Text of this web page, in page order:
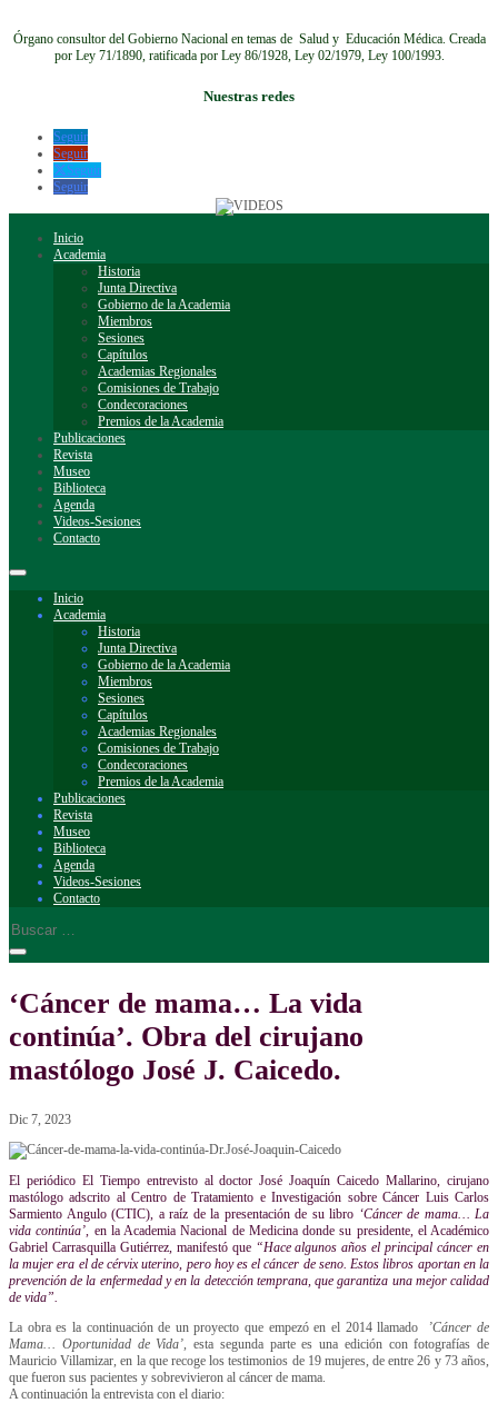
Órgano consultor del Gobierno Nacional en temas de Salud y Educación Médica. Creada
por Ley 71/1890, ratificada por Ley 86/1928, Ley 02/1979, Ley 100/1993.
Nuestras redes
Seguir
Seguir
Seguir
Seguir
Inicio
Academia
Historia
Junta Directiva
Gobierno de la Academia
Miembros
Sesiones
Capítulos
Academias Regionales
Comisiones de Trabajo
Condecoraciones
Premios de la Academia
Publicaciones
Revista
Museo
Biblioteca
Agenda
Videos-Sesiones
Contacto
Inicio
Academia
Historia
Junta Directiva
Gobierno de la Academia
Miembros
Sesiones
Capítulos
Academias Regionales
Comisiones de Trabajo
Condecoraciones
Premios de la Academia
Publicaciones
Revista
Museo
Biblioteca
Agenda
Videos-Sesiones
Contacto
‘Cáncer de mama… La vida
continúa’. Obra del cirujano
mastólogo José J. Caicedo.
Dic 7, 2023
El periódico El Tiempo entrevisto al doctor José Joaquín Caicedo Mallarino, cirujano
mastólogo adscrito al Centro de Tratamiento e Investigación sobre Cáncer Luis Carlos
Sarmiento Angulo (CTIC), a raíz de la presentación de su libro ‘Cáncer de mama… La
vida continúa’ , en la Academia Nacional de Medicina donde su presidente, el Académico
Gabriel Carrasquilla Gutiérrez, manifestó que “Hace algunos años el principal cáncer en
la mujer era el de cérvix uterino, pero hoy es el cáncer de seno. Estos libros aportan en la
prevención de la enfermedad y en la detección temprana, que garantiza una mejor calidad
de vida”.
La obra es la continuación de un proyecto que empezó en el 2014 llamado
’Cáncer de
Mama… Oportunidad de Vida’, esta segunda parte es una edición con fotografías de
Mauricio Villamizar, en la que recoge los testimonios de 19 mujeres, de entre 26 y 73 años,
que fueron sus pacientes y sobrevivieron al cáncer de mama.
A continuación la entrevista con el diario: